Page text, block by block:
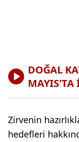
DOĞAL
MAYIS'TA
Zirvenin
hedefleri